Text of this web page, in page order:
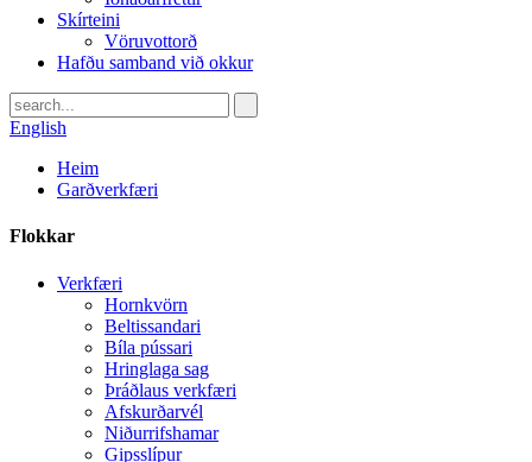
Skírteini
Vöruvottorð
Hafðu samband við okkur
English
Heim
Garðverkfæri
Flokkar
Verkfæri
Hornkvörn
Beltissandari
Bíla pússari
Hringlaga sag
Þráðlaus verkfæri
Afskurðarvél
Niðurrifshamar
Gipsslípur